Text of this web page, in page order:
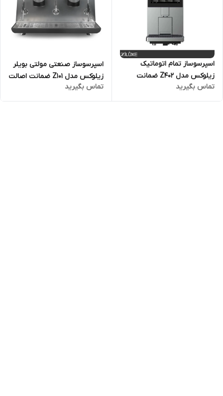
اسپرسوساز تمام اتوماتیک
زیلوکس مدل Z402 ضمانت
اصالت کالا و ارسال فوری /
گارانتی 18 ماهه مارکو تجارت
تماس بگیرید
اسپرسوساز صنعتی مولتی بویلر
زیلوکس مدل Z101 ضمانت اصالت
ماهه مارکو تجارت
تماس بگیرید